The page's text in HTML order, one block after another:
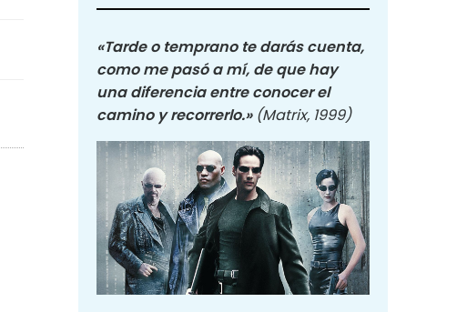
«Tarde o temprano te darás cuenta,
como me pasó a mí, de que hay
una diferencia entre conocer el
camino y recorrerlo.» (Matrix, 1999)